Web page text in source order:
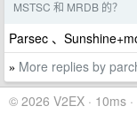
MSTSC 和 MRDB 的？
Parsec 、
» More replies by
© 2026 V2EX · 10ms